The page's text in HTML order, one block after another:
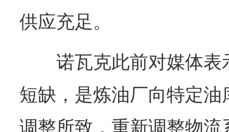
供应充足。
诺瓦克此前对媒体
短缺，是炼油厂向特定
调整所致，重新调整物